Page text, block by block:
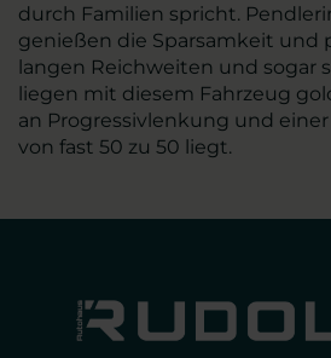
durch Familien spricht.
genießen die Sparsamkeit und
langen Reichweiten und sogar
liegen mit diesem Fahrzeug
an Progressivlenkung und
von fast 50 zu 50 liegt.